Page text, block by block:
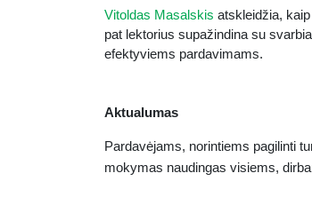
Vitoldas Masalskis atskleidžia,
pat lektorius supažindina su
efektyviems pardavimams.
Aktualumas
Pardavėjams, norintiems pagilinti
mokymas naudingas visiems,